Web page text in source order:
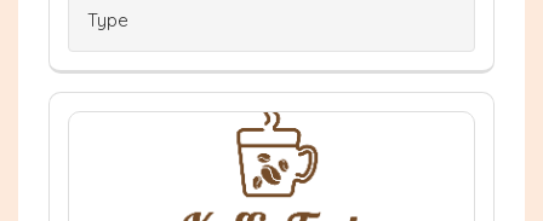
Type